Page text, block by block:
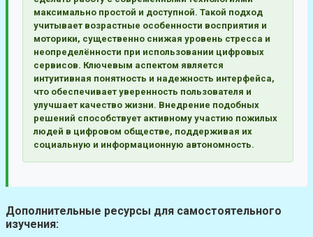
максимально простой и доступной. Такой подход
учитывает возрастные особенности восприятия и
моторики, существенно снижая уровень стресса и
неопределённости при использовании цифровых
сервисов. Ключевым аспектом является
интуитивная понятность и надежность интерфейса,
что обеспечивает уверенность пользователя и
улучшает качество жизни. Внедрение подобных
решений способствует активному участию пожилых
людей в цифровом обществе, поддерживая их
социальную и информационную автономность.
Дополнительные ресурсы для самостоятельного
изучения: